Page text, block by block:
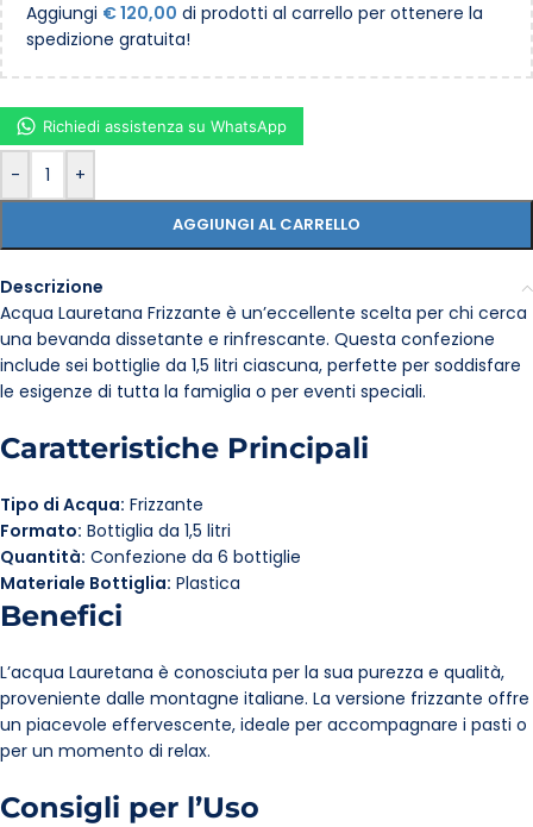
Aggiungi €120,00 di prodotti al carrello per ottenere la
spedizione gratuita!
- +
AGGIUNGI AL CARRELLO
Richiedi assistenza su WhatsApp
Descrizione
Acqua Lauretana Frizzante è un’eccellente scelta per chi cerca
una bevanda dissetante e rinfrescante. Questa confezione
include sei bottiglie da 1,5 litri ciascuna, perfette per soddisfare
le esigenze di tutta la famiglia o per eventi speciali.
Caratteristiche Principali
Tipo di Acqua: Frizzante
Formato: Bottiglia da 1,5 litri
Quantità: Confezione da 6 bottiglie
Materiale Bottiglia: Plastica
Benefici
L’acqua Lauretana è conosciuta per la sua purezza e qualità,
proveniente dalle montagne italiane. La versione frizzante offre
un piacevole effervescente, ideale per accompagnare i pasti o
per un momento di relax.
Consigli per l’Uso